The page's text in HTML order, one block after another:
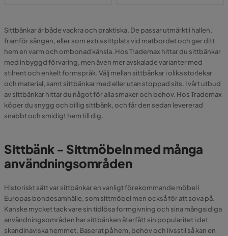
Sittbänkar är både vackra och praktiska. De passar utmärkt i hallen,
framför sängen, eller som extra sittplats vid matbordet och ger ditt
hem en varm och ombonad känsla. Hos Trademax hittar du sittbänkar
med inbyggd förvaring, men även mer avskalade varianter med
stilrent och enkelt formspråk. Välj mellan sittbänkar i olika storlekar
och material, samt sittbänkar med eller utan stoppad sits. I vårt utbud
av sittbänkar hittar du något för alla smaker och behov. Hos Trademax
köper du snygg och billig sittbänk, och får den sedan levererad
snabbt och smidigt hem till dig.
Sittbänk - Sittmöbeln med många
användningsområden
Historiskt sätt var sittbänkar en vanligt förekommande möbel i
Europas bondesamhälle, som sittmöbel men också för att sova på.
Kanske mycket tack vare sin tidlösa formgivning och sina mångsidiga
användningsområden har sittbänken återfått sin popularitet i det
skandinaviska hemmet. Baserat på hem, behov och livsstil så kan en